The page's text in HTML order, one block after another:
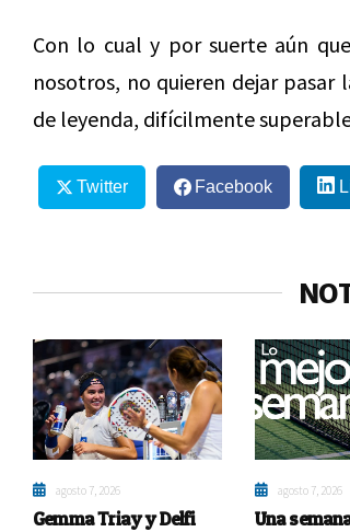
Con lo cual y por suerte aún
nosotros, no quieren dejar
de leyenda, difícilmente
Twitter Facebook
agosto 7, 2026
Gemma Triay y Delfi
agosto 7, 2026
Una